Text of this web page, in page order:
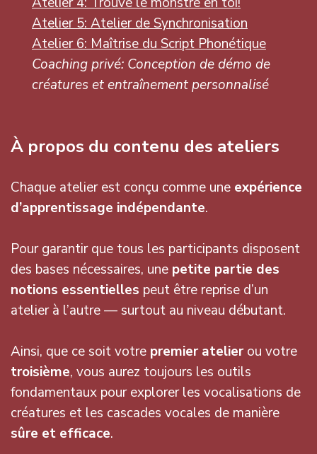
Atelier 5: Atelier de Synchronisation
Atelier 6: Maîtrise du Script Phonétique
Coaching privé: Conception de démo de
créatures et entraînement personnalisé
À propos du contenu des ateliers
Chaque atelier est conçu comme une expérience
d’apprentissage indépendante.
Pour garantir que tous les participants disposent
des bases nécessaires, une petite partie des
notions essentielles peut être reprise d’un
atelier à l’autre — surtout au niveau débutant.
Ainsi, que ce soit votre premier atelier ou votre
troisième, vous aurez toujours les outils
fondamentaux pour explorer les vocalisations de
créatures et les cascades vocales de manière
sûre et efficace.